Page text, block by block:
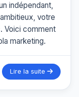
indépendant,
votre
Voici comment
marketing.
Lire la suite